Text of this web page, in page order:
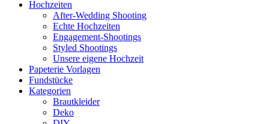
Hochzeiten
After-Wedding Shooting
Echte Hochzeiten
Engagement-Shootings
Styled Shootings
Unsere eigene Hochzeit
Papeterie Vorlagen
Fundstücke
Kategorien
Brautkleider
Deko